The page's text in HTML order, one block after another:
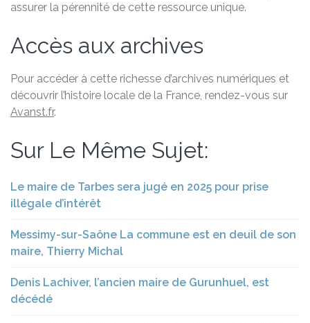
assurer la pérennité de cette ressource unique.
Accès aux archives
Pour accéder à cette richesse d’archives numériques et
découvrir l’histoire locale de la France, rendez-vous sur
Avanst.fr.
Sur Le Même Sujet:
Le maire de Tarbes sera jugé en 2025 pour prise
illégale d’intérêt
Messimy-sur-Saône La commune est en deuil de son
maire, Thierry Michal
Denis Lachiver, l’ancien maire de Gurunhuel, est
décédé